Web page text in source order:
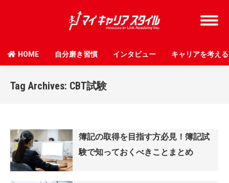
HOME 自分磨き習慣 インタビュー キャリアを考える
Tag Archives: CBT試験
簿記の取得を目指す方必見！簿記試
験で知っておくべきことまとめ